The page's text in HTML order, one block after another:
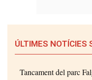
ÚLTIMES NOTÍCIES
Tancament del parc